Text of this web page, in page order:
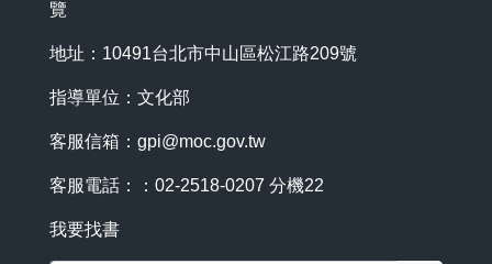
覽
地址：10491台北市中山區松江路209號
指導單位：文化部
客服信箱： gpi@moc.gov.tw
客服電話：：02-2518-0207 分機22
我要找書